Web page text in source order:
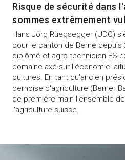
Risque de sécurité dans
sommes extrêmement
Hans Jörg Rüegsegger (UDC)
pour le canton de Berne depuis
diplômé et agro-technicien ES
domaine axé sur l'économie
cultures. En tant qu'ancien
bernoise d'agriculture (Berner
de première main l'ensemble
l'agriculture suisse.